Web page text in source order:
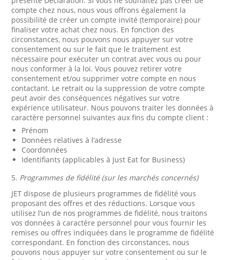
compte chez nous, nous vous offrons également la
possibilité de créer un compte invité (temporaire) pour
finaliser votre achat chez nous. En fonction des
circonstances, nous pouvons nous appuyer sur votre
consentement ou sur le fait que le traitement est
nécessaire pour exécuter un contrat avec vous ou pour
nous conformer à la loi. Vous pouvez retirer votre
consentement et/ou supprimer votre compte en nous
contactant. Le retrait ou la suppression de votre compte
peut avoir des conséquences négatives sur votre
expérience utilisateur. Nous pouvons traiter les données à
caractère personnel suivantes aux fins du compte client :
Prénom
Données relatives à l’adresse
Coordonnées
Identifiants (applicables à Just Eat for Business)
5. Programmes de fidélité (sur les marchés concernés)
JET dispose de plusieurs programmes de fidélité vous
proposant des offres et des réductions. Lorsque vous
utilisez l’un de nos programmes de fidélité, nous traitons
vos données à caractère personnel pour vous fournir les
remises ou offres indiquées dans le programme de fidélité
correspondant. En fonction des circonstances, nous
pouvons nous appuyer sur votre consentement ou sur le